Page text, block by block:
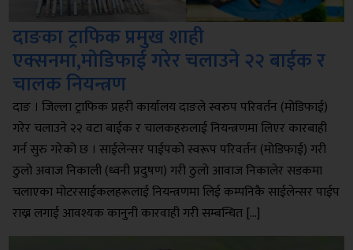
दाङका ट्राफिक प्रमुख शाही
एक्सनमा,मोडिफाई गरेर चलाउने २२ बाईक र
चालक नियन्त्रण
दाङ । जिल्ला ट्राफिक प्रहरी कार्यालय दाङले स्वरुप परिवर्तन (मोडिफाई)
गरेर चलाउने २२ वटा बाईक र चालकहरुलाई नियन्त्रणमा लिएर कारबाही
गर्न सुरु गरेको छ । साईलेन्सर पाईपको स्वरूप परिवर्तन (मोडिफाई) गरी
ठुलो अवाज निकाली (ध्वनी प्रदुषण) गरी ठुलो आवाज निकालेर सडकमा
चलाएका मोटरसाईकलहरूलाई नियन्त्रणमा लिई कम्पनिकै साईलेन्सर पाईप
राख्न लगाई आवश्यक कानुनी कारवाही गरी सम्बन्धित […]